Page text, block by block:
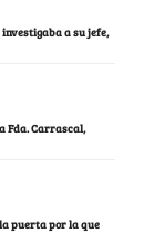
a su jefe,
Fda. Carrascal,
puerta por la que